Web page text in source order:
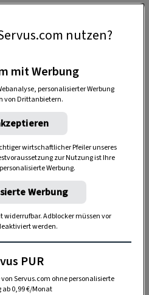
WhatsApp
Handy und lieben es, auf
im Garten zu werkeln? In
Kanal finden Sie täglich
Terrasse, Balkon- und
nutzen?
mit Werbung
personalisierter Werbung
von Drittanbietern.
wirtschaftlicher Pfeiler unseres
zur Nutzung ist Ihre
Werbung.
Werbung
widerrufbar. Adblocker müssen vor
werden.
PUR
Servus.com ohne personalisierte
ab 0,99 €/Monat